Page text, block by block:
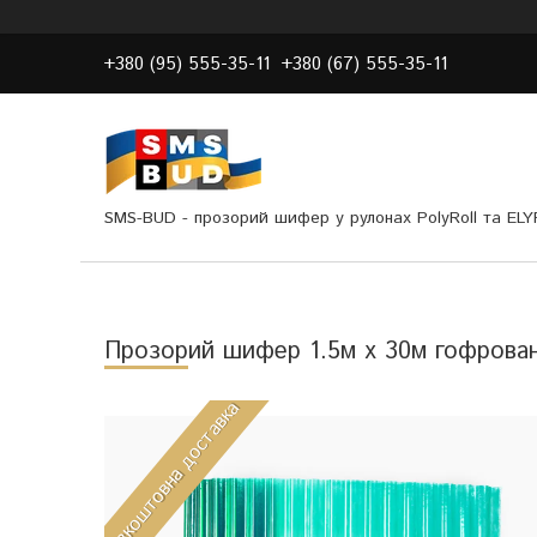
+380 (95) 555-35-11 +380 (67) 555-35-11
SMS-BUD - прозорий шифер у рулонах PolyRoll та
Прозорий шифер 1.5м х 30м
Безкоштовна доставка